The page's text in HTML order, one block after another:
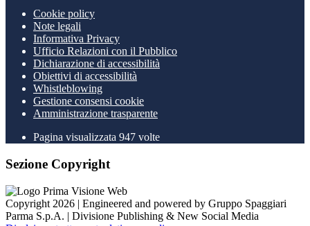
Cookie policy
Note legali
Informativa Privacy
Ufficio Relazioni con il Pubblico
Dichiarazione di accessibilità
Obiettivi di accessibilità
Whistleblowing
Gestione consensi cookie
Amministrazione trasparente
Pagina visualizzata 947 volte
Sezione Copyright
Copyright 2026 | Engineered and powered by Gruppo Spaggiari
Parma S.p.A. | Divisione Publishing & New Social Media